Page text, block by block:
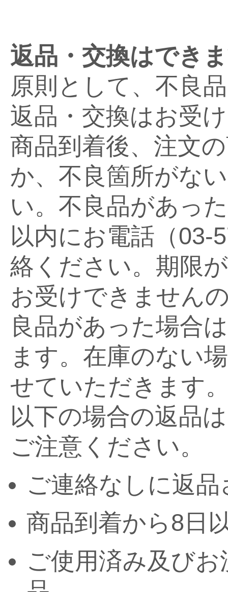
返品・交換はでき
原則として、不良
返品・交換はお受
商品到着後、注文
か、不良箇所がな
い。不良品があっ
以内にお電話（03-
絡ください。期限
お受けできません
良品があった場合
ます。在庫のない
せていただきます
以下の場合の返品
ご注意ください。
ご連絡なしに返
商品到着から8日
ご使用済み及び